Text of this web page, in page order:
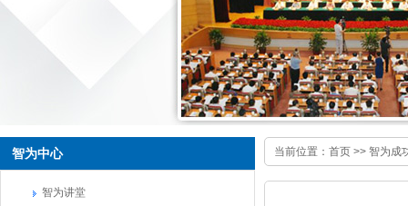
智为中心
智为讲堂
当前位置： 首页 >> 智为成